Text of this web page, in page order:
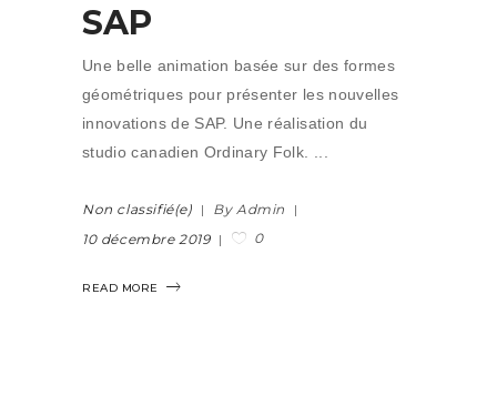
SAP
Une belle animation basée sur des formes
géométriques pour présenter les nouvelles
innovations de SAP. Une réalisation du
studio canadien Ordinary Folk.
Non classifié(e)
By Admin
10 décembre 2019
0
READ MORE